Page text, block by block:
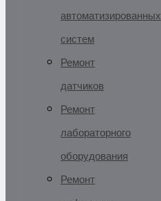
автоматизированных
систем
Ремонт
датчиков
Ремонт
лабораторного
оборудования
Ремонт